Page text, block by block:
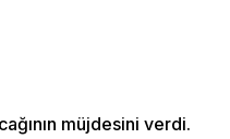
müjdesini verdi.